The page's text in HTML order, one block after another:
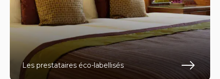
Les prestataires éco-labellisés